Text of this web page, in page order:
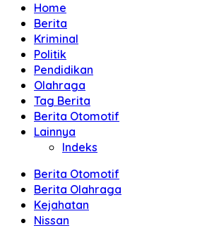
Home
Berita
Kriminal
Politik
Pendidikan
Olahraga
Tag Berita
Berita Otomotif
Lainnya
Indeks
Berita Otomotif
Berita Olahraga
Kejahatan
Nissan